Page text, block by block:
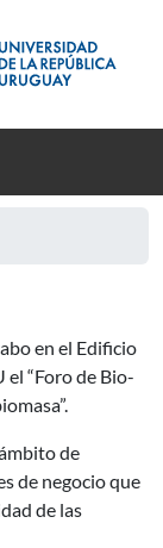
en el Edificio
el “Foro de Bio-
de
de negocio que
de las